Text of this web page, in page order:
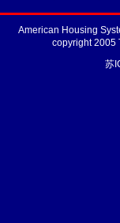
American Housing
copyright 2005
苏